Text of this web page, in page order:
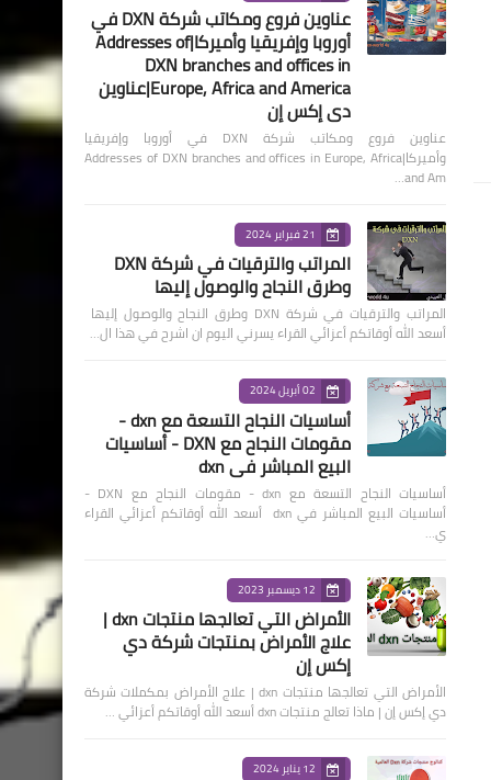
عناوين فروع ومكاتب شركة DXN في
أوروبا وإفريقيا وأميركا|Addresses of
DXN branches and offices in
Europe, Africa and America|عناوين
دي إكس إن
عناوين فروع ومكاتب شركة DXN في أوروبا وإفريقيا
وأميركا|Addresses of DXN branches and offices in Europe, Africa
and Am…
21 فبراير 2024
المراتب والترقيات في شركة DXN
وطرق النجاح والوصول إليها
المراتب والترقيات في شركة DXN وطرق النجاح والوصول إليها
أسعد الله أوقاتكم أعزائي القراء يسرني اليوم ان اشرح في هذا ال…
02 أبريل 2024
أساسيات النجاح التسعة مع dxn -
مقومات النجاح مع DXN - أساسيات
البيع المباشر في dxn
أساسيات النجاح التسعة مع dxn - مقومات النجاح مع DXN -
أساسيات البيع المباشر في dxn أسعد الله أوقاتكم أعزائي القراء
ي…
12 ديسمبر 2023
الأمراض التي تعالجها منتجات dxn |
علاج الأمراض بمنتجات شركة دي
إكس إن
الأمراض التي تعالجها منتجات dxn | علاج الأمراض بمكملات شركة
دي إكس إن | ماذا تعالج منتجات dxn أسعد الله أوقاتكم أعزائي …
12 يناير 2024